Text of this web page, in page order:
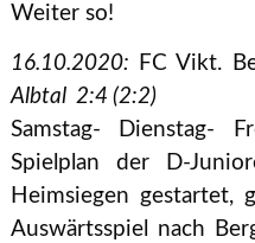
Weiter so!
16.10.2020: FC Vikt.
Albtal 2:4 (2:2)
Samstag- Dienstag-
Spielplan der D-
Heimsiegen gestartet,
Auswärtsspiel nach